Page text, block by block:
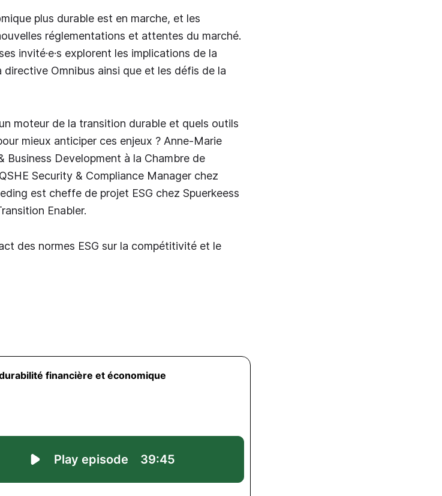
plus durable est en marche, et les
réglementations et attentes du marché.
invité·e·s explorent les implications de la
Omnibus ainsi que et les défis de la
moteur de la transition durable et quels outils
mieux anticiper ces enjeux ? Anne-Marie
Development à la Chambre de
Security & Compliance Manager chez
est cheffe de projet ESG chez Spuerkeess
Enabler.
des normes ESG sur la compétitivité et le